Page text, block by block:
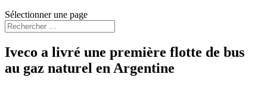
Sélectionner une page
Iveco a livré une première flotte de bus
au gaz naturel en Argentine